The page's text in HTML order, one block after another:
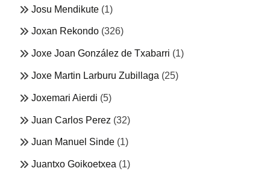
Josu Mendikute (1)
Joxan Rekondo (326)
Joxe Joan González de Txabarri (1)
Joxe Martin Larburu Zubillaga (25)
Joxemari Aierdi (5)
Juan Carlos Perez (32)
Juan Manuel Sinde (1)
Juantxo Goikoetxea (1)